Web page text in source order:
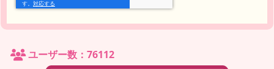
ユーザー数：76112